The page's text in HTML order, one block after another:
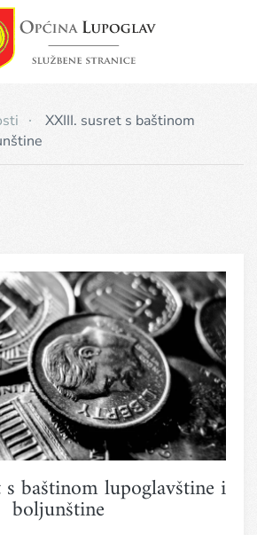
XXIII. susret s baštinom
baštinom lupoglavštine i
boljunštine